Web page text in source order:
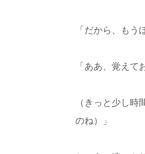
「だから、もう
「ああ、覚えて
（きっと少し
のね）」